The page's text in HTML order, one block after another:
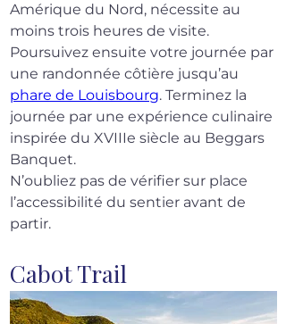
Amérique du Nord, nécessite au
moins trois heures de visite.
Poursuivez ensuite votre journée par
une randonnée côtière jusqu’au
phare de Louisbourg. Terminez la
journée par une expérience culinaire
inspirée du XVIIIe siècle au Beggars
Banquet.
N’oubliez pas de vérifier sur place
l’accessibilité du sentier avant de
partir.
Cabot Trail